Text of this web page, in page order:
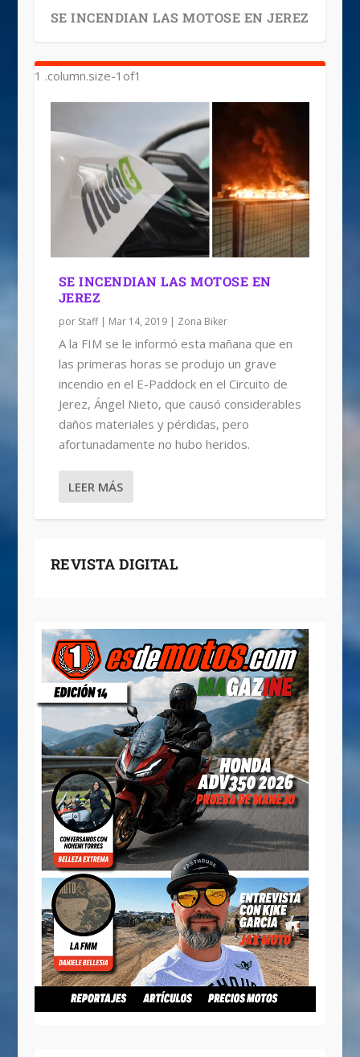
SE INCENDIAN LAS MOTOSE EN JEREZ
SE INCENDIAN LAS MOTOSE EN
JEREZ
por Staff| Mar 14, 2019| Zona Biker
A la FIM se le informó esta mañana que en
las primeras horas se produjo un grave
incendio en el E-Paddock en el Circuito de
Jerez, Ángel Nieto, que causó considerables
daños materiales y pérdidas, pero
afortunadamente no hubo heridos.
LEER MÁS
REVISTA DIGITAL